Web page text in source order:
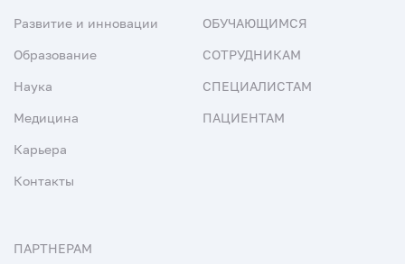
Развитие и инновации
Образование
Наука
Медицина
Карьера
Контакты
ОБУЧАЮЩИМСЯ
СОТРУДНИКАМ
СПЕЦИАЛИСТАМ
ПАЦИЕНТАМ
ПАРТНЕРАМ